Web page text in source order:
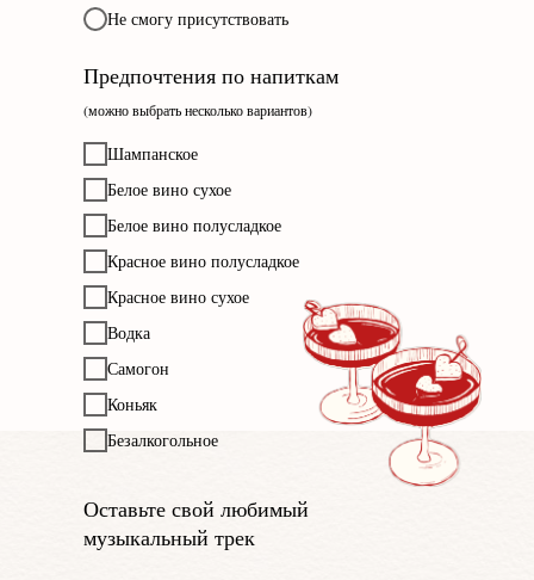
Не смогу присутствовать
Предпочтения по напиткам
(можно выбрать несколько вариантов)
Шампанское
Белое вино сухое
Белое вино полусладкое
Красное вино полусладкое
Красное вино сухое
Водка
Самогон
Коньяк
Безалкогольное
Оставьте свой любимый
музыкальный трек